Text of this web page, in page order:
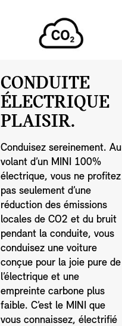
CONDUITE
ÉLECTRIQUE
PLAISIR.
Conduisez sereinement. Au
volant d’un MINI 100%
électrique, vous ne profitez
pas seulement d’une
réduction des émissions
locales de CO2 et du bruit
pendant la conduite, vous
conduisez une voiture
conçue pour la joie pure de
l’électrique et une
empreinte carbone plus
faible. C’est le MINI que
vous connaissez, électrifié